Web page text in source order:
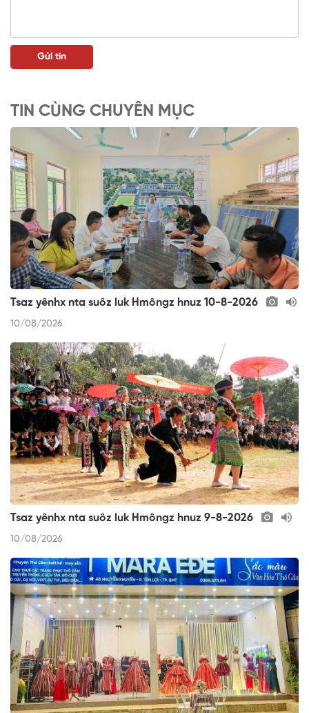
TIN CÙNG CHUYÊN MỤC
Tsaz yênhx nta suôz luk Hmôngz hnuz 10-8-2026
10/08/2026
Tsaz yênhx nta suôz luk Hmôngz hnuz 9-8-2026
10/08/2026